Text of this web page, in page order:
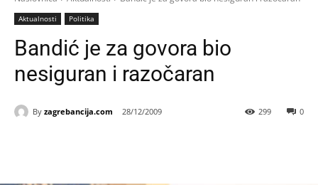
Aktualnosti Politika
Bandić je za govora bio
nesiguran i razočaran
By zagrebancija.com 28/12/2009 0
299